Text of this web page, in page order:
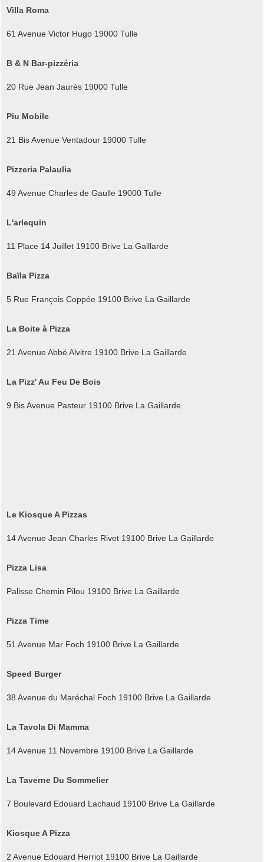
Villa Roma
61 Avenue Victor Hugo 19000 Tulle
B & N Bar-pizzéria
20 Rue Jean Jaurès 19000 Tulle
Piu Mobile
21 Bis Avenue Ventadour 19000 Tulle
Pizzeria Palaulia
49 Avenue Charles de Gaulle 19000 Tulle
L'arlequin
11 Place 14 Juillet 19100 Brive La Gaillarde
Baïla Pizza
5 Rue François Coppée 19100 Brive La Gaillarde
La Boite à Pizza
21 Avenue Abbé Alvitre 19100 Brive La Gaillarde
La Pizz' Au Feu De Bois
9 Bis Avenue Pasteur 19100 Brive La Gaillarde
Le Kiosque A Pizzas
14 Avenue Jean Charles Rivet 19100 Brive La Gaillarde
Pizza Lisa
Palisse Chemin Pilou 19100 Brive La Gaillarde
Pizza Time
51 Avenue Mar Foch 19100 Brive La Gaillarde
Speed Burger
38 Avenue du Maréchal Foch 19100 Brive La Gaillarde
La Tavola Di Mamma
14 Avenue 11 Novembre 19100 Brive La Gaillarde
La Taverne Du Sommelier
7 Boulevard Edouard Lachaud 19100 Brive La Gaillarde
Kiosque A Pizza
2 Avenue Edouard Herriot 19100 Brive La Gaillarde